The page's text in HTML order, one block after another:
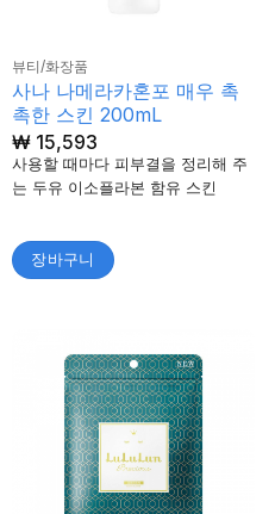
뷰티/화장품
사나 나메라카혼포 매우 촉
촉한 스킨 200mL
₩15,593
사용할 때마다 피부결을 정리해 주
는 두유 이소플라본 함유 스킨
장바구니